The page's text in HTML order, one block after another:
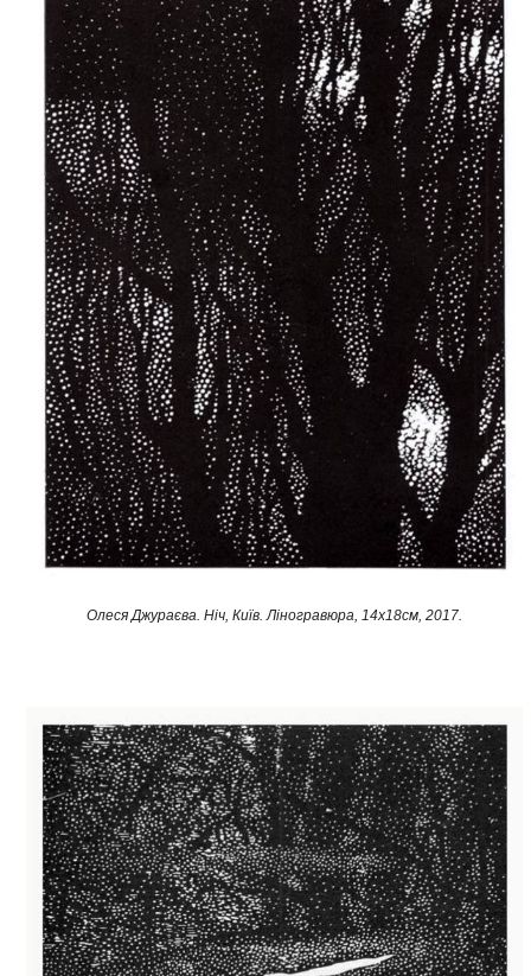
Олеся Джураєва. Ніч, Київ. Ліногравюра, 14х18см, 2017.​